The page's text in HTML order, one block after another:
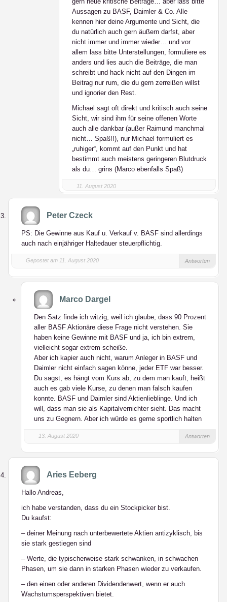
Aussagen zu BASF, Daimler & Co. Alle
kennen hier deine Argumente und Sicht, die
du natürlich auch gern äußern darfst, aber
nicht immer und immer wieder… und vor
allem lass bitte Unterstellungen, formuliere es
anders und lies auch die Beiträge, die man
schreibt und hack nicht auf den Dingen im
Beitrag nur rum, die du gern zerreißen willst
und ignorier den Rest.
Michael sagt oft direkt und kritisch auch seine
Sicht, wir sind ihm für seine offenen Worte
auch alle dankbar (außer Raimund manchmal
nicht… Spaß!!), nur Michael formuliert es
„ruhiger“, kommt auf den Punkt und hat
bestimmt auch meistens geringeren Blutdruck
als du… grins (Marco ebenfalls Spaß)
11. August 2020
Peter Czeck
PS: Die Gewinne aus Kauf u. Verkauf v. BASF sind allerdings
auch nach einjähriger Haltedauer steuerpflichtig.
Gepostet am 11. August 2020 Antworten
Marco Dargel
Den Satz finde ich witzig, weil ich glaube, dass 90 Prozent
aller BASF Aktionäre diese Frage nicht verstehen. Sie
haben keine Gewinne mit BASF und ja, ich bin extrem,
vielleicht sogar extrem scheiße.
Aber ich kapier auch nicht, warum Anleger in BASF und
Daimler nicht einfach sagen könne, jeder ETF war besser.
Du sagst, es hängt vom Kurs ab, zu dem man kauft, heißt
auch es gab viele Kurse, zu denen man falsch kaufen
konnte. BASF und Daimler sind Aktienlieblinge. Und ich
will, dass man sie als Kapitalvernichter sieht. Das macht
uns zu Gegnern. Aber ich würde es gerne sportlich halten
13. August 2020 Antworten
Aries Eeberg
Hallo Andreas,
ich habe verstanden, dass du ein Stockpicker bist.
Du kaufst:
– deiner Meinung nach unterbewertete Aktien antizyklisch, bis
sie stark gestiegen sind
– Werte, die typischerweise stark schwanken, in schwachen
Phasen, um sie dann in starken Phasen wieder zu verkaufen.
– den einen oder anderen Dividendenwert, wenn er auch
Wachstumsperspektiven bietet.